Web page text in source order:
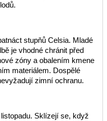
stupňů Celsia. Mladé
je vhodné chránit před
zóny a obalením kmene
materiálem. Dospělé
zimní ochranu.
Sklízejí se, když